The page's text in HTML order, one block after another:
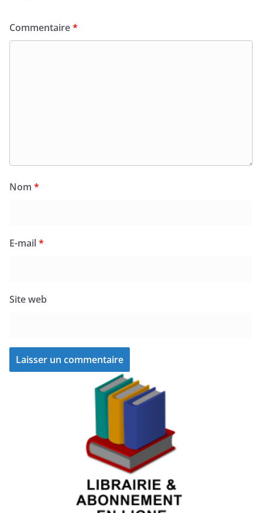
Commentaire*
Nom *
E-mail*
Site web